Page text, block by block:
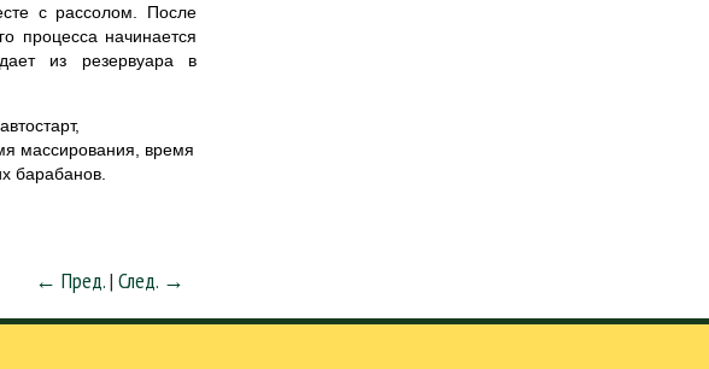
с рассолом. После
процесса начинается
из резервуара в
массирования, время
барабанов.
← Пред.|След. →